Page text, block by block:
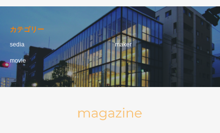
カテゴリー
sedia maker
movie